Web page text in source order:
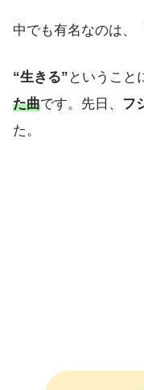
中でも有名なのは、
“生きる” ということ
た曲です。先日、 フ
た。